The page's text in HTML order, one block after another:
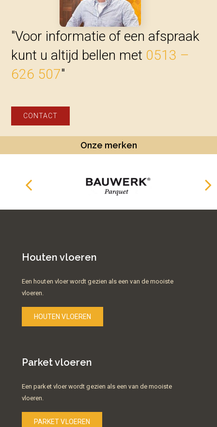
"Voor informatie of een afspraak
kunt u altijd bellen met 0513 –
626 507"
CONTACT
Onze merken
Houten vloeren
Een houten vloer wordt gezien als een van de mooiste
vloeren.
HOUTEN VLOEREN
Parket vloeren
Een parket vloer wordt gezien als een van de mooiste
vloeren.
PARKET VLOEREN